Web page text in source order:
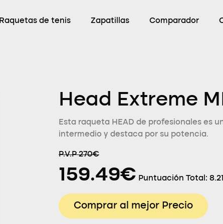
Raquetas de tenis Zapatillas Comparador
Head Extreme
Esta raqueta HEAD de profesionales es
intermedio y destaca por su potencia.
P.V.P 270€
159.49€ Puntuación Total: 8.21
Comprar al mejor Precio